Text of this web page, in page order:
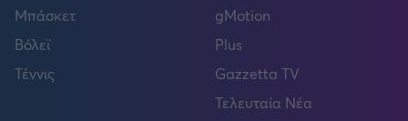
Μπάσκετ
Βόλεϊ
Τέννις
gMotion
Plus
Gazzetta TV
Τελευταία Νέα